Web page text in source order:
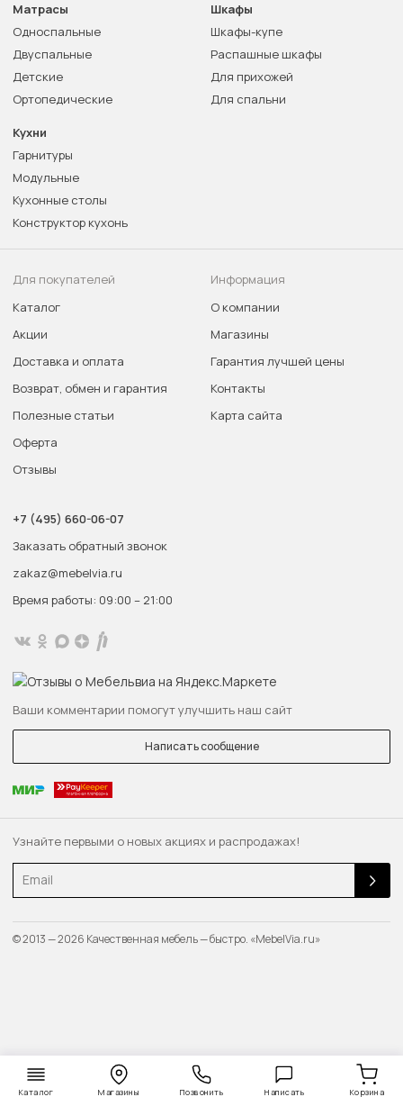
Узнайте первыми о новых акциях и распродажах!
Email
Матрасы
Односпальные
Двуспальные
Детские
Ортопедические
Шкафы
Шкафы-купе
Распашные шкафы
Для прихожей
Для спальни
Кухни
Гарнитуры
Модульные
Кухонные столы
Конструктор кухонь
Для покупателей
Каталог
Акции
Доставка и оплата
Возврат, обмен и гарантия
Полезные статьи
Оферта
Отзывы
Информация
О компании
Магазины
Гарантия лучшей цены
Контакты
Карта сайта
+7 (495) 660-06-07
Заказать обратный звонок
zakaz@mebelvia.ru
Время работы: 09:00 – 21:00
Ваши комментарии помогут улучшить наш сайт
Написать сообщение
© 2013 — 2026 Качественная мебель — быстро. «MebelVia.ru»
Каталог Магазины Позвонить Написать Корзина